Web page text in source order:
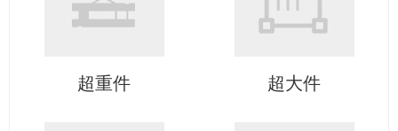
超重件 超大件